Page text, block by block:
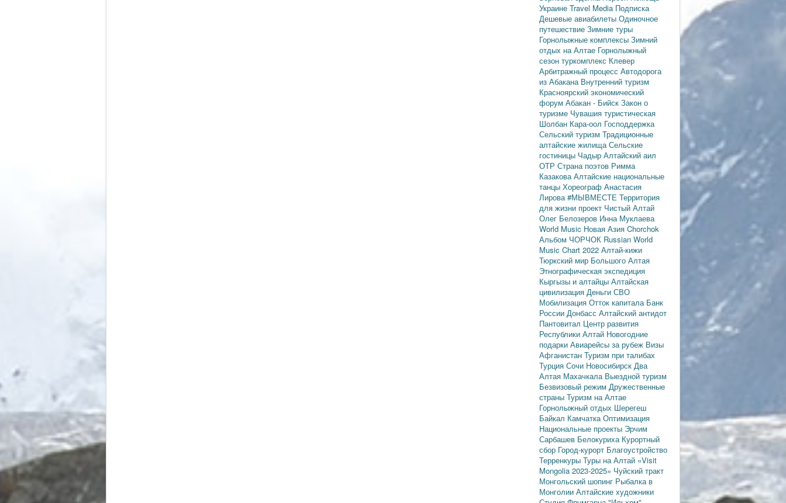
Украине Travel Media Подписка
Дешевые авиабилеты Одиночное
путешествие Зимние туры
Горнолыжные комплексы Зимний
отдых на Алтае Горнолыжный
сезон туркомплекс Клевер
Арбитражный процесс Автодорога
из Абакана Внутренний туризм
Красноярский экономический
форум Абакан - Бийск Закон о
туризме Чувашия туристическая
Шолбан Кара-оол Господдержка
Сельский туризм Традиционные
алтайские жилищаСельские
гостиницы Чадыр Алтайский аил
ОТР Страна поэтов Римма
КазаковаАлтайские национальные
танцы Хореограф Анастасия
Лирова#МЫВМЕСТЕ Территория
для жизни проект Чистый Алтай
Олег Белозеров Инна Муклаева
World Music Новая Азия Chorchok
Альбом ЧОРЧОК Russian World
Music Chart 2022 Алтай-кижи
Тюркский мир Большого Алтая
Этнографическая экспедиция
Кыргызы и алтайцы Алтайская
цивилизация Деньги СВО
Мобилизация Отток капитала Банк
России Донбасс Алтайский антидот
Пантовитал Центр развития
Республики Алтай Новогодние
подарки Авиарейсы за рубеж Визы
Афганистан Туризм при талибах
Турция Сочи Новосибирск Два
Алтая Махачкала Выездной туризм
Безвизовый режим Дружественные
страны Туризм на Алтае
Горнолыжный отдых Шерегеш
Байкал КамчаткаОптимизация
Национальные проекты Эрчим
Сарбашев Белокуриха Курортный
сбор Город-курорт Благоустройство
Терренкуры Туры на Алтай «Visit
Mongolia 2023-2025» Чуйский тракт
Монгольский шопинг Рыбалка в
Монголии Алтайские художники